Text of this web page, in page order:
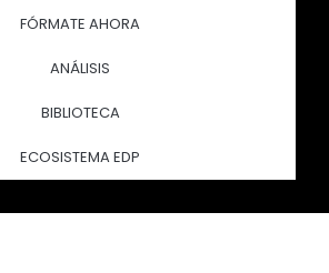
FÓRMATE AHORA
ANÁLISIS
BIBLIOTECA
ECOSISTEMA EDP